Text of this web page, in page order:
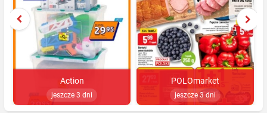
Action
jeszcze 3 dni
POLOmarket
jeszcze 3 dni